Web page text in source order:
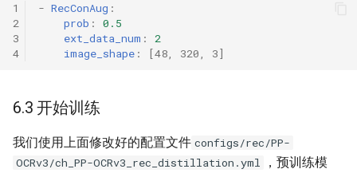
1
2
3
4
- RecConAug :
prob :
0.5
ext_data_num :
2
image_shape : [48, 320, 3]
6.3 开始训练
我们使用上面修改好的配置文件 configs/rec/PP-
OCRv3/ch_PP-OCRv3_rec_distillation.yml
，预训练模